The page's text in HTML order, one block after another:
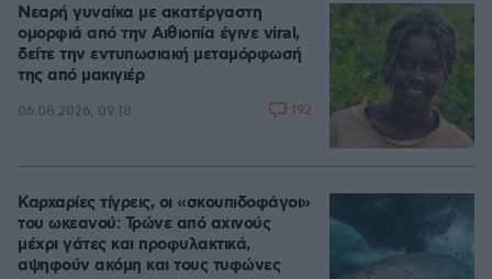
Νεαρή γυναίκα με ακατέργαστη
ομορφιά από την Αιθιοπία έγινε viral,
δείτε την εντυπωσιακή μεταμόρφωσή
της από μακιγιέρ
06.08.2026, 09:18 192
Καρχαρίες τίγρεις, οι «σκουπιδοφάγοι»
του ωκεανού: Τρώνε από αχινούς
μέχρι γάτες και προφυλακτικά,
αψηφούν ακόμη και τους τυφώνες